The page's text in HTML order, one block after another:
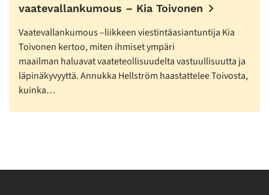
vaatevallankumous – Kia Toivonen
Vaatevallankumous –liikkeen viestintäasiantuntija Kia
Toivonen kertoo, miten ihmiset ympäri
maailman haluavat vaateteollisuudelta vastuullisuutta ja
läpinäkyvyyttä. Annukka Hellström haastattelee Toivosta,
kuinka…